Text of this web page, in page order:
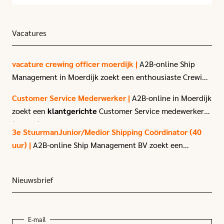
van broeikasgassen verder terugdringen.
Vacatures
vacature crewing officer moerdijk | A2B-online Ship
Management in Moerdijk zoekt een enthousiaste Crewing
Customer Service Mederwerker | A2B-online in Moerdijk
zoekt een klantgerichteCustomer Service medewerker
(40 uur) met affiniteit voor logistiek en transport.
3e StuurmanJunior/Medior Shipping Coördinator (40
uur) | A2B-online Ship Management BV zoekt een
Nieuwsbrief
E-mail